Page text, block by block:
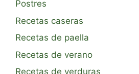
Postres
Recetas caseras
Recetas de paella
Recetas de verano
Recetas de verduras